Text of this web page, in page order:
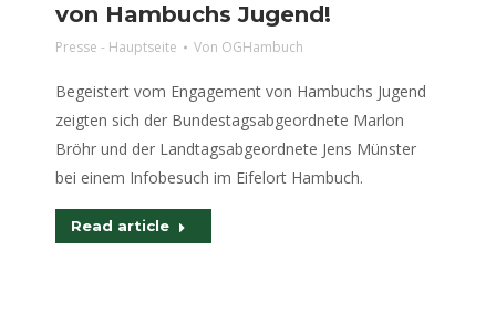
von Hambuchs Jugend!
Presse - Hauptseite Von OGHambuch
Begeistert vom Engagement von Hambuchs Jugend
zeigten sich der Bundestagsabgeordnete Marlon
Bröhr und der Landtagsabgeordnete Jens Münster
bei einem Infobesuch im Eifelort Hambuch.
Read article